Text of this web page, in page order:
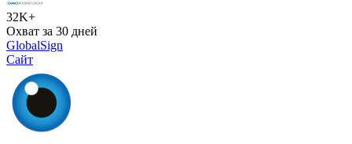
32K+
Охват за 30 дней
GlobalSign
Сайт